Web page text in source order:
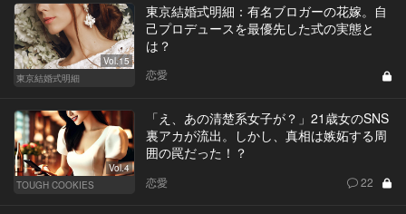
Vol.15
東京結婚式明細
東京結婚式明細：有名ブロガーの花嫁。自
己プロデュースを最優先した式の実態と
は？
恋愛
Vol.4
TOUGH COOKIES
「え、あの清楚系女子が？」21歳女のSNS
裏アカが流出。しかし、真相は嫉妬する周
囲の罠だった！？
恋愛 22